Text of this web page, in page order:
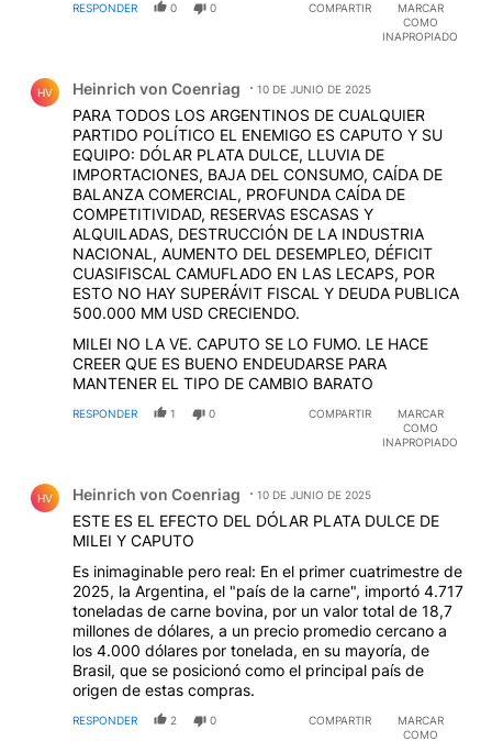
RESPONDER 0 0 COMPARTIR
MARCAR
COMO
INAPROPIADO
HV Heinrich von Coenriag 10 DE JUNIO DE 2025
PARA TODOS LOS ARGENTINOS DE CUALQUIER
PARTIDO POLÍTICO EL ENEMIGO ES CAPUTO Y SU
EQUIPO: DÓLAR PLATA DULCE, LLUVIA DE
IMPORTACIONES, BAJA DEL CONSUMO, CAÍDA DE
BALANZA COMERCIAL, PROFUNDA CAÍDA DE
COMPETITIVIDAD, RESERVAS ESCASAS Y
ALQUILADAS, DESTRUCCIÓN DE LA INDUSTRIA
NACIONAL, AUMENTO DEL DESEMPLEO, DÉFICIT
CUASIFISCAL CAMUFLADO EN LAS LECAPS, POR
ESTO NO HAY SUPERÁVIT FISCAL Y DEUDA PUBLICA
500.000 MM USD CRECIENDO.
MILEI NO LA VE. CAPUTO SE LO FUMO. LE HACE
CREER QUE ES BUENO ENDEUDARSE PARA
MANTENER EL TIPO DE CAMBIO BARATO
RESPONDER 1 0 COMPARTIR
MARCAR
COMO
INAPROPIADO
HV Heinrich von Coenriag 10 DE JUNIO DE 2025
ESTE ES EL EFECTO DEL DÓLAR PLATA DULCE DE
MILEI Y CAPUTO
Es inimaginable pero real: En el primer cuatrimestre de
2025, la Argentina, el "país de la carne", importó 4.717
toneladas de carne bovina, por un valor total de 18,7
millones de dólares, a un precio promedio cercano a
los 4.000 dólares por tonelada, en su mayoría, de
Brasil, que se posicionó como el principal país de
origen de estas compras.
RESPONDER 2 0 COMPARTIR
MARCAR
COMO